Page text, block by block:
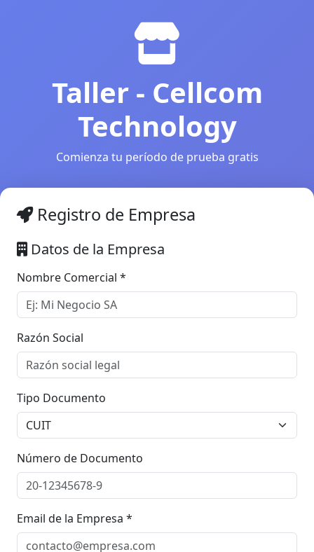
Taller - Cellcom
Technology
Comienza tu período de prueba gratis
Registro de Empresa
Datos de la Empresa
Nombre Comercial *
Razón Social
Tipo Documento
Número de Documento
Email de la Empresa *